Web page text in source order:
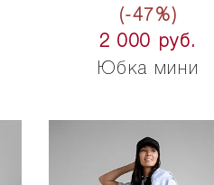
(-47%)
2 000 руб.
Юбка мини